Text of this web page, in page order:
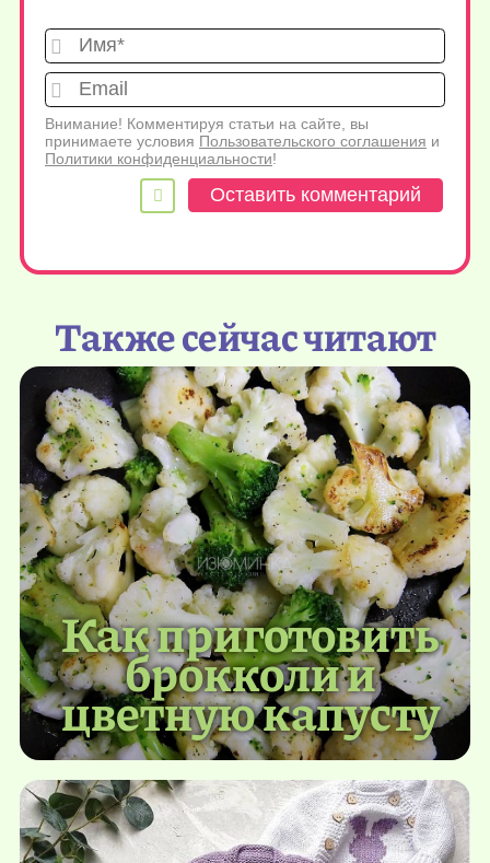
Имя*
Внимание! Комментируя статьи на сайте, вы
принимаете условия Пользовательского соглашения и
Политики конфиденциальности!
Также сейчас читают
Как приготовить
брокколи и
цветную капусту